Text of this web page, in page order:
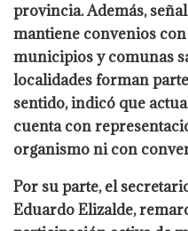
provincia. Además,
mantiene convenios
municipios y comunas
localidades forman
sentido, indicó que
cuenta con
organismo ni con
Por su parte, el
Eduardo Elizalde,